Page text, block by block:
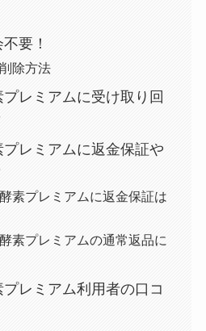
要！
除方法
レミアムに受け取り回
レミアムに返金保証や
素プレミアムに返金保証は
素プレミアムの通常返品に
レミアム利用者の口コ